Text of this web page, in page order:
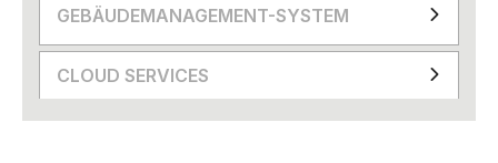
GEBÄUDEMANAGEMENT-SYSTEM
CLOUD SERVICES